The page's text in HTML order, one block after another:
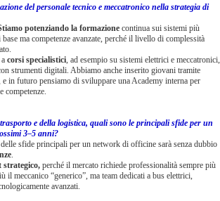
del personale tecnico e meccatronico nella strategia di
potenziando la formazione continua sui sistemi più
ma competenze avanzate, perché il livello di complessità
corsi specialistici , ad esempio su sistemi elettrici e meccatronici,
strumenti digitali. Abbiamo anche inserito giovani tramite
in futuro pensiamo di sviluppare una Academy interna per
competenze.
e della logistica, quali sono le principali sfide per un
3–5 anni?
sfide principali per un network di officine sarà senza dubbio
strategico, perché il mercato richiede professionalità sempre più
il meccanico “generico”, ma team dedicati a bus elettrici,
avanzati.